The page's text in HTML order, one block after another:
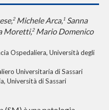
2Michele Arca,1 Sanna
Moretti,2 Mario Domenico
Ospedaliera, Università degli
Universitaria di Sassari
Università di Sassari